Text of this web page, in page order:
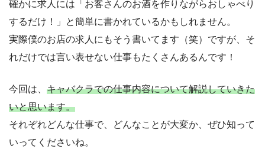
確かに求人には「お客さんのお酒を作りながらおしゃべり
するだけ！」と簡単に書かれているかもしれません。
実際僕のお店の求人にもそう書いてます（笑）ですが、そ
れだけでは言い表せない仕事もたくさんあるんです！
今回は、 キャバクラでの仕事内容について解説していきた
いと思います。
それぞれどんな仕事で、どんなことが大変か、ぜひ知って
いってくださいね。